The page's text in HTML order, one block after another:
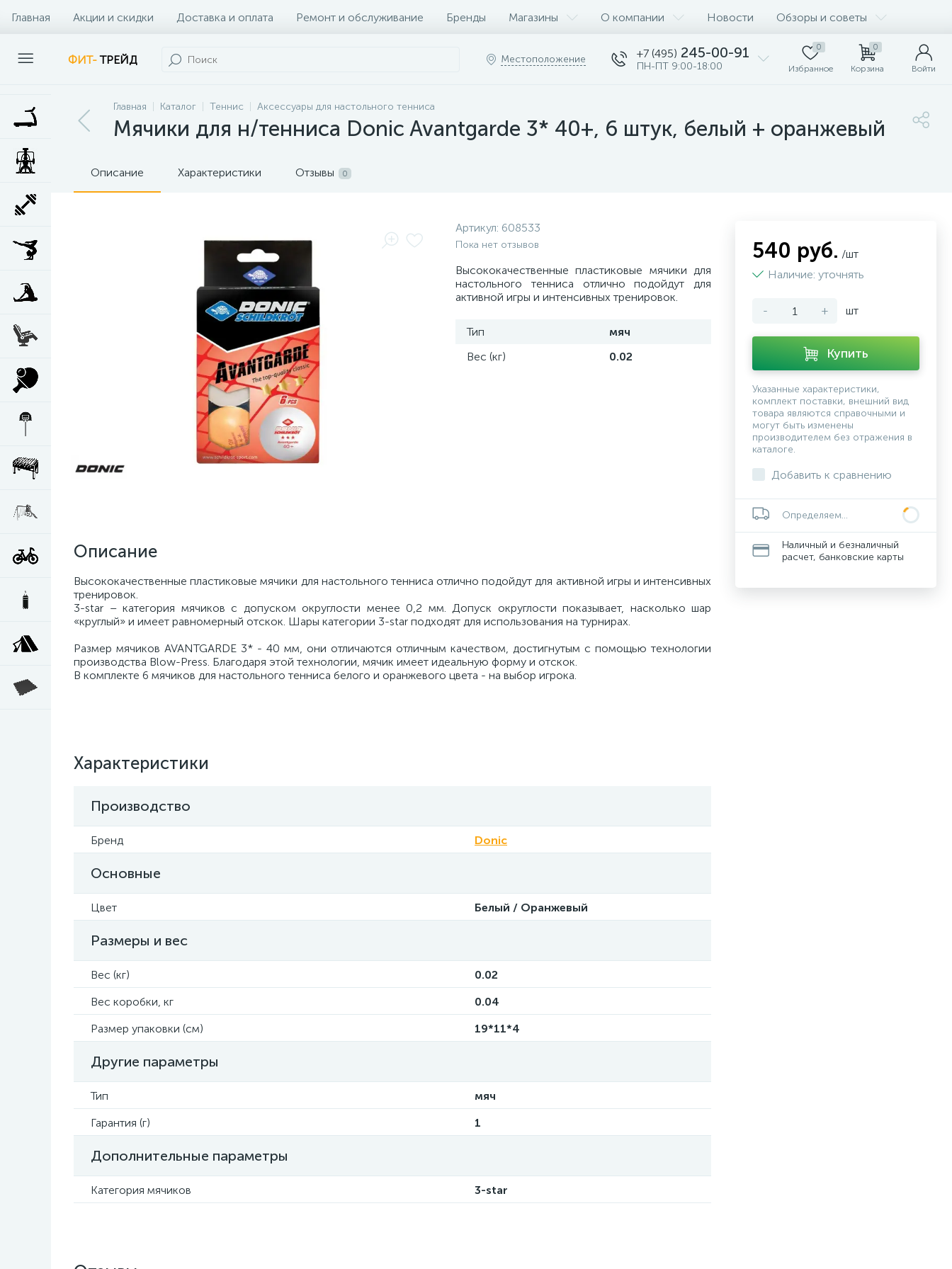
Главная Акции и скидки Доставка и оплата Ремонт и обслуживание Бренды Магазины О компании Новости Обзоры и советы
Наши клиенты Контакты
ФИТ-ТРЕЙД Местоположение +7 (495) 245-00-91
ПН-ПТ 9:00-18:00
0
Избранное
0
Корзина Войти
Главная Каталог Теннис Аксессуары для настольного тенниса
Мячики для н/тенниса Donic Avantgarde 3* 40+, 6 штук, белый + оранжевый
Описание Характеристики Отзывы 0
Артикул: 608533
Пока нет отзывов
Высококачественные пластиковые мячики для
настольного тенниса отлично подойдут для
активной игры и интенсивных тренировок.
Тип
мяч
Вес (кг)
0.02
Описание
Высококачественные пластиковые мячики для настольного тенниса отлично подойдут для активной игры и интенсивных
тренировок.
3-star – категория мячиков c допуском округлости менее 0,2 мм. Допуск округлости показывает, насколько шар
«круглый» и имеет равномерный отскок. Шары категории 3-star подходят для использования на турнирах.
Размер мячиков AVANTGARDE 3* - 40 мм, они отличаются отличным качеством, достигнутым с помощью технологии
производства Blow-Press. Благодаря этой технологии, мячик имеет идеальную форму и отскок.
В комплекте 6 мячиков для настольного тенниса белого и оранжевого цвета - на выбор игрока.
Характеристики
Производство
Бренд Donic
Основные
Цвет Белый / Оранжевый
Размеры и вес
Вес (кг)
0.02
Вес коробки, кг
0.04
Размер упаковки (см)
19*11*4
Другие параметры
Тип
мяч
Гарантия (г)
1
Дополнительные параметры
Категория мячиков 3-star
540 руб. /шт
Наличие: уточнять
- + шт
Купить
Указанные характеристики,
комплект поставки, внешний вид
товара являются справочными и
могут быть изменены
производителем без отражения в
каталоге.
Добавить к сравнению
Определяем...
Наличный и безналичный
расчет, банковские карты